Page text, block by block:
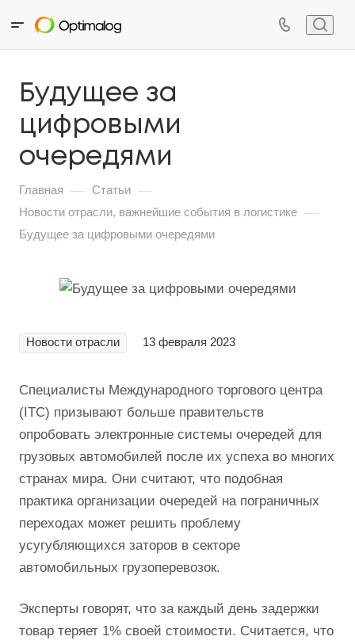
Будущее за
цифровыми
очередями
Главная — Статьи —
Новости отрасли, важнейшие события в логистике —
Будущее за цифровыми очередями
Новости отрасли 13 февраля 2023
Специалисты Международного торгового центра
(ITC) призывают больше правительств
опробовать электронные системы очередей для
грузовых автомобилей после их успеха во многих
странах мира. Они считают, что подобная
практика организации очередей на пограничных
переходах может решить проблему
усугубляющихся заторов в секторе
автомобильных грузоперевозок.
Эксперты говорят, что за каждый день задержки
товар теряет 1% своей стоимости. Считается, что